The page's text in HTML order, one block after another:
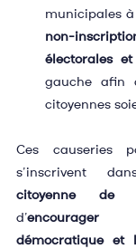
municipales
non-
électorales
gauche afin
citoyennes
Ces causeries
s’inscrivent
citoyenne de
d’
démocratique et